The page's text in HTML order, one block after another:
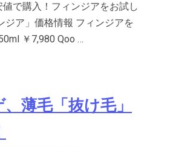
で購入！フィンジアをお試し
ジア」価格情報 フィンジアを
￥7,980 Qoo …
薄毛「抜け毛」